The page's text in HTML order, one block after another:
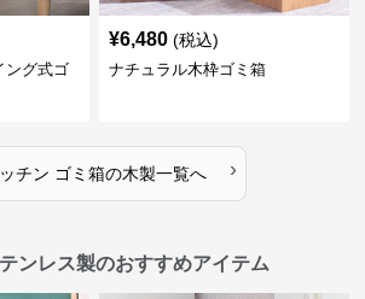
ング式ゴ
¥6,480 (税込)
ナチュラル木枠ゴミ箱
チン ゴミ箱の木製一覧へ ›
ンレス製のおすすめアイテム